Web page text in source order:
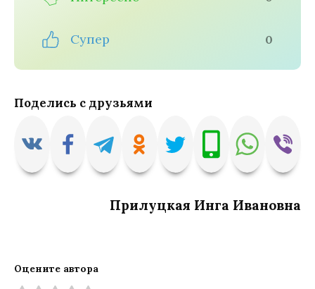
Супер 0
Поделись с друзьями
Прилуцкая Инга Ивановна
Оцените автора